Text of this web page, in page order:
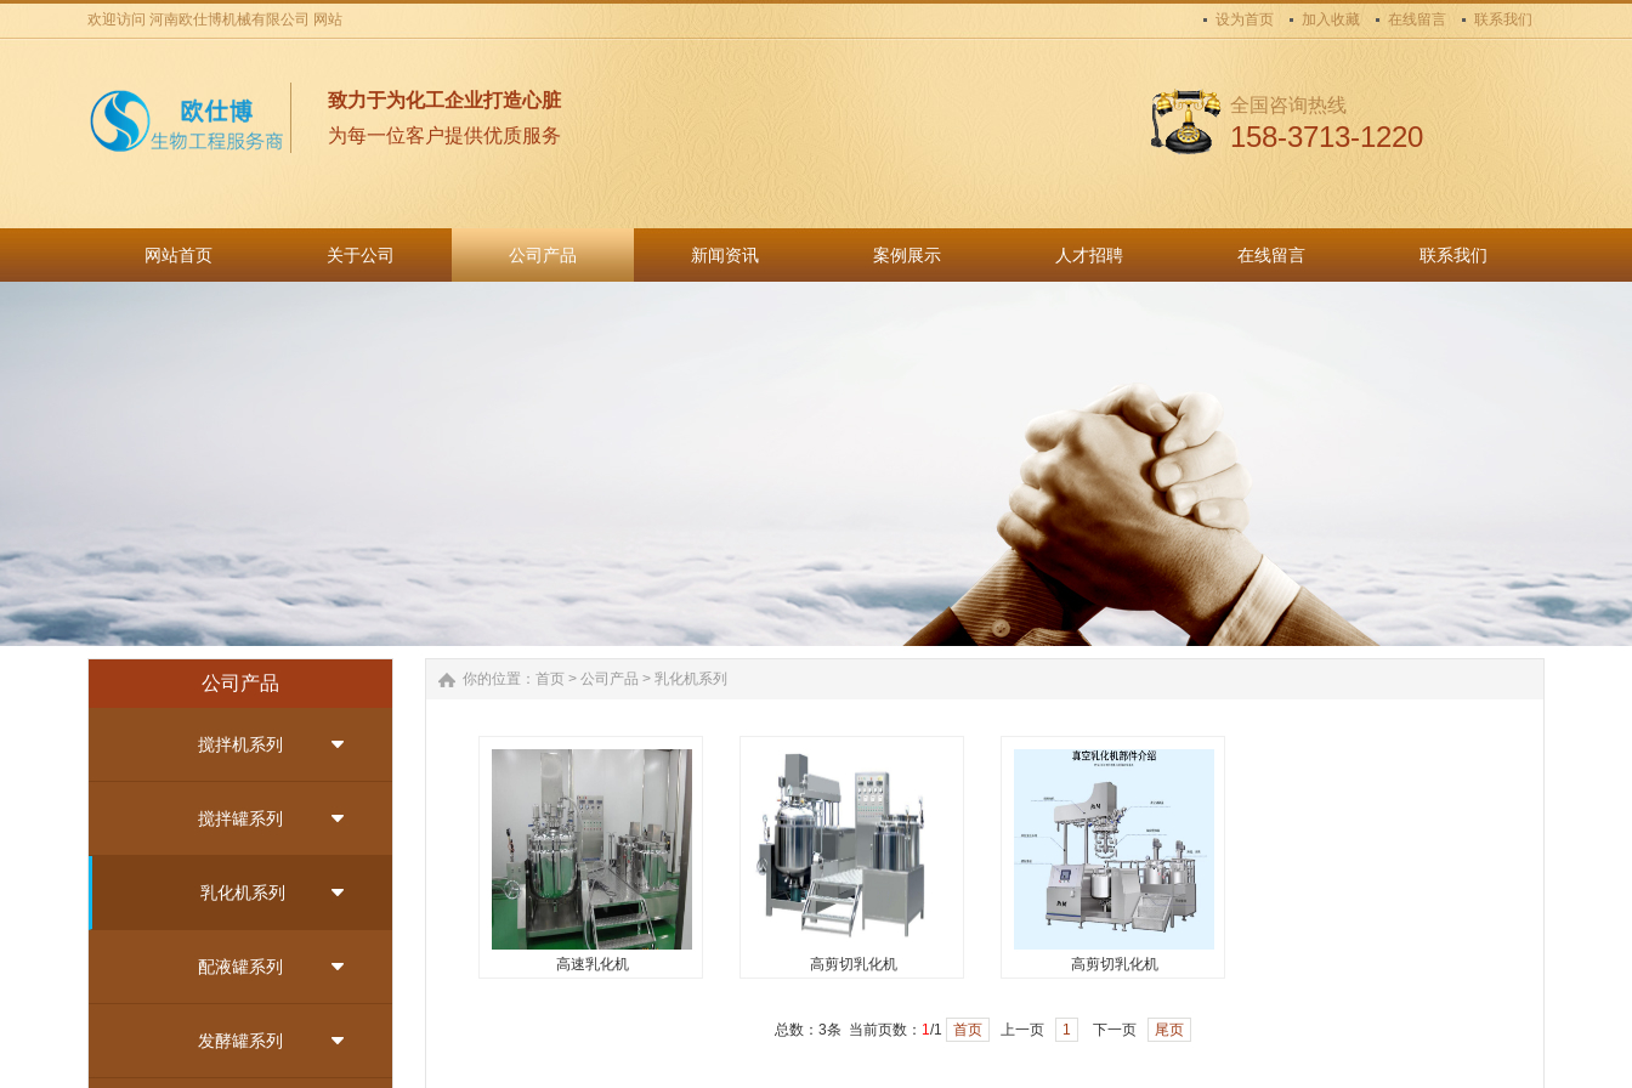
欢迎访问 河南欧仕博机械有限公司 网站 设为首页 加入收藏 在线留言 联系我们
致力于为化工企业打造心脏
为每一位客户提供优质服务
全国咨询热线
158-3713-1220
网站首页 关于公司 公司产品
新闻资讯
新闻资讯 案例展示 人才招聘 在线留言 联系我们
公司产品
搅拌机系列
搅拌罐系列
乳化机系列
配液罐系列
发酵罐系列
你的位置： 首页 > 公司产品 > 乳化机系列
高速乳化机 高剪切乳化机
高剪切乳化机...
高剪切乳化机
高剪切乳化机...
总数：3条 当前页数： 1/1 首页 上一页 1 下一页 尾页